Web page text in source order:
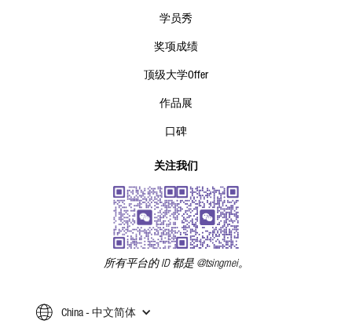
学员秀
奖项成绩
顶级大学Offer
作品展
口碑
关注我们
所有平台的 ID 都是 @tsingmei。
China - 中文简体